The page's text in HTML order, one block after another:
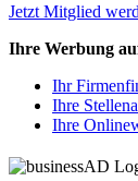
Jetzt Mitglied
Ihre Werbung
Ihr
Ihre
Ihre